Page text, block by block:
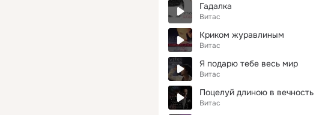
Гадалка
Витас
Криком журавлиным
Витас
Я подарю тебе весь мир
Витас
Поцелуй длиною в вечность
Витас